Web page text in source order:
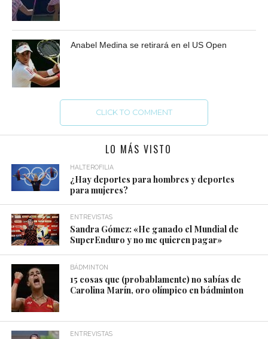
Anabel Medina se retirará en el US Open
CLICK TO COMMENT
LO MÁS VISTO
HALTEROFILIA
¿Hay deportes para hombres y deportes
para mujeres?
ENTREVISTAS
Sandra Gómez: «He ganado el Mundial de
SuperEnduro y no me quieren pagar»
BÁDMINTON
15 cosas que (probablamente) no sabías de
Carolina Marín, oro olímpico en bádminton
ENTREVISTAS